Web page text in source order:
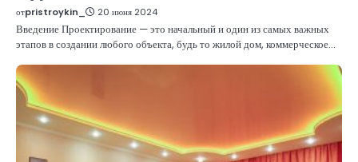
отpristroykin_ 20 июня 2024
Введение Проектирование — это начальный и один из самых важных
этапов в создании любого объекта, будь то жилой дом, коммерческое…